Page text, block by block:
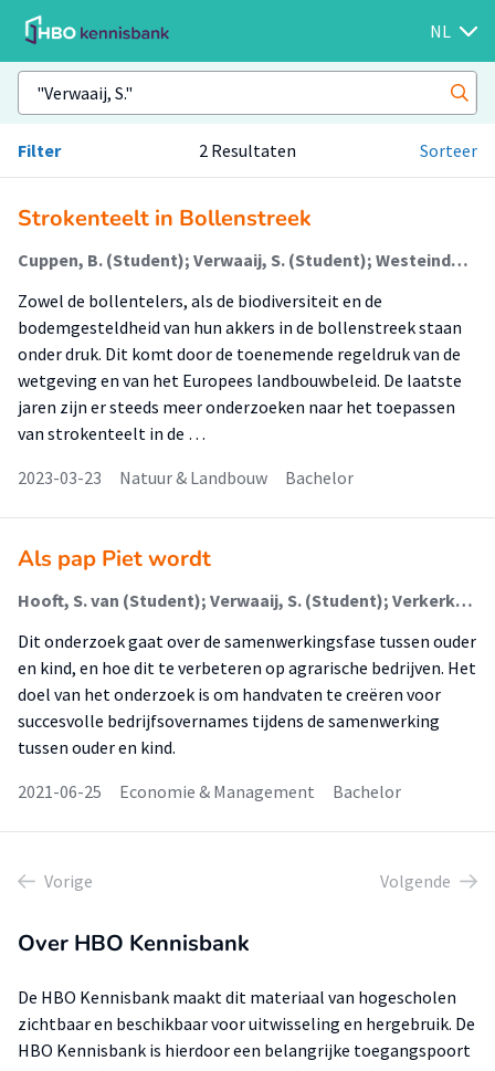
NL
Filter 2 Resultaten Sorteer
Strokenteelt in Bollenstreek
Cuppen, B. (Student); Verwaaij, S. (Student); Westeinde, M. van 't (Student); Koenders, J.P.M.; Oorschot, J.J.M. van
Zowel de bollentelers, als de biodiversiteit en de
bodemgesteldheid van hun akkers in de bollenstreek staan
onder druk. Dit komt door de toenemende regeldruk van de
wetgeving en van het Europees landbouwbeleid. De laatste
jaren zijn er steeds meer onderzoeken naar het toepassen
van strokenteelt in de …
2023-03-23
Natuur & Landbouw Bachelor
Als pap Piet wordt
Hooft, S. van (Student); Verwaaij, S. (Student); Verkerk, P. (Student); Bont, W. de
Dit onderzoek gaat over de samenwerkingsfase tussen ouder
en kind, en hoe dit te verbeteren op agrarische bedrijven. Het
doel van het onderzoek is om handvaten te creëren voor
succesvolle bedrijfsovernames tijdens de samenwerking
tussen ouder en kind.
2021-06-25
Economie & Management Bachelor
Vorige Volgende
Over HBO Kennisbank
De HBO Kennisbank maakt dit materiaal van hogescholen
zichtbaar en beschikbaar voor uitwisseling en hergebruik. De
HBO Kennisbank is hierdoor een belangrijke toegangspoort